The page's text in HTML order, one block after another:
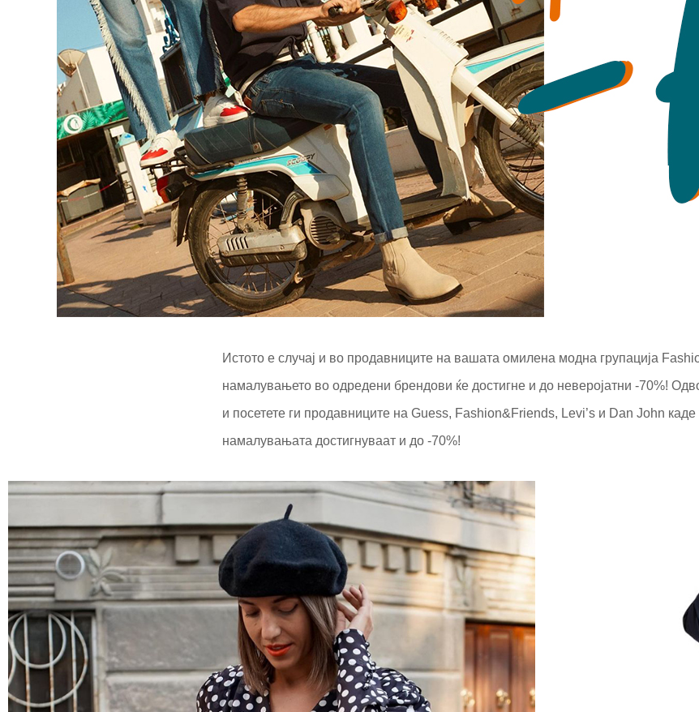
Истото е случај и во продавниците на вашата омилена модна групација
намалувањето во одредени брендови ќе достигне и до неверојатни -70%!
и посетете ги продавниците на Guess, Fashion&Friends, Levi’s и Dan John
намалувањата достигнуваат и до -70%!